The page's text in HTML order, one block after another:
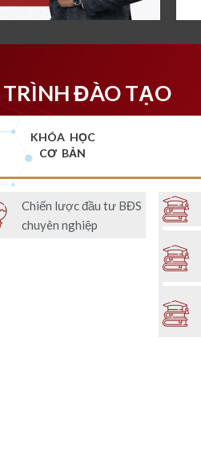
ĐÀO TẠO
KHÓA HỌC
CƠ BẢN
Chiến lược đầu tư BĐS
chuyên nghiệp